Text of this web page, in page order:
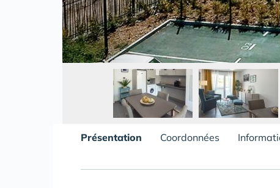
Présentation Coordonnées